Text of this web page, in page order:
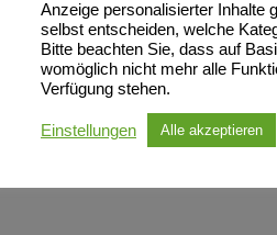
Anzeige personalisierter Inhalte
selbst entscheiden, welche
Bitte beachten Sie, dass auf
womöglich nicht mehr alle
Verfügung stehen.
Einstellungen Alle akzeptieren